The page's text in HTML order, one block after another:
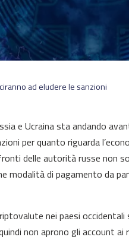
ad eludere le sanzioni
e Ucraina sta andando
per quanto riguarda
delle autorità russe non
modalità di pagamento da
nei paesi
non aprono gli account